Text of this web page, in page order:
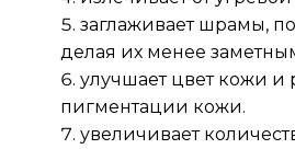
заглаживает шрамы,
делая их менее
улучшает цвет кожи и
пигментации кожи.
увеличивает